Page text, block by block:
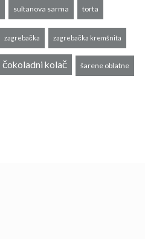
sultanova sarma torta
zagrebačka zagrebačka kremšnita
čokoladni kolač šarene oblatne